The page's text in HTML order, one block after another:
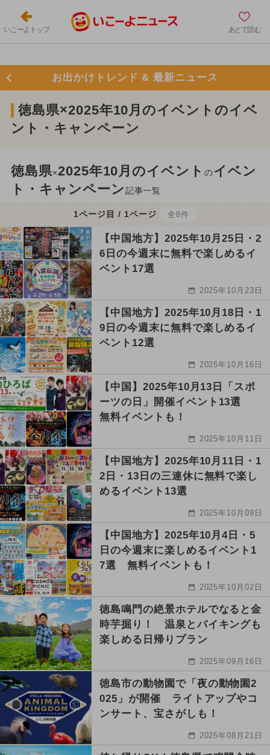
いこーよトップ あとで読む
お出かけトレンド & 最新ニュース
徳島県×2025年10月のイベントのイベ
ント・キャンペーン
徳島県×2025年10月のイベントのイベン
ト・キャンペーン記事一覧
1ページ目 / 1ページ 全8件
【中国地方】2025年10月25日・2
6日の今週末に無料で楽しめるイ
ベント17選
2025年10月23日
【中国地方】2025年10月18日・1
9日の今週末に無料で楽しめるイ
ベント12選
2025年10月16日
【中国】2025年10月13日「スポ
ーツの日」開催イベント13選
無料イベントも！
2025年10月11日
【中国地方】2025年10月11日・1
2日・13日の三連休に無料で楽し
めるイベント13選
2025年10月09日
【中国地方】2025年10月4日・5
日の今週末に楽しめるイベント1
7選 無料イベントも！
2025年10月02日
徳島鳴門の絶景ホテルでなると金
時芋掘り！ 温泉とバイキングも
楽しめる日帰りプラン
2025年09月16日
徳島市の動物園で「夜の動物園2
025」が開催 ライトアップやコ
ンサート、宝さがしも！
2025年08月21日